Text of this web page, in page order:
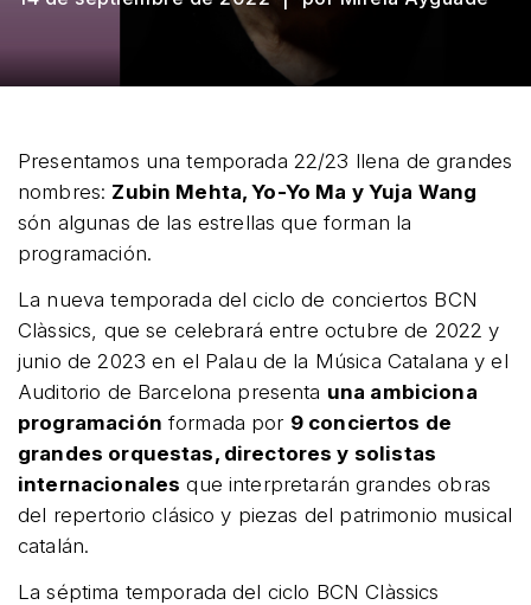
Presentamos una temporada 22/23 llena de grandes
nombres: Zubin Mehta, Yo-Yo Ma y Yuja Wang
són algunas de las estrellas que forman la
programación.
La nueva temporada del ciclo de conciertos BCN
Clàssics, que se celebrará entre octubre de 2022 y
junio de 2023 en el Palau de la Música Catalana y el
Auditorio de Barcelona presenta una ambiciona
programación formada por 9 conciertos de
grandes orquestas, directores y solistas
internacionales que interpretarán grandes obras
del repertorio clásico y piezas del patrimonio musical
catalán.
La séptima temporada del ciclo BCN Clàssics